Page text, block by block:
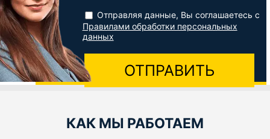
Отправляя данные, Вы соглашаетесь с
Правилами обработки персональных
данных
ОТПРАВИТЬ
КАК МЫ РАБОТАЕМ